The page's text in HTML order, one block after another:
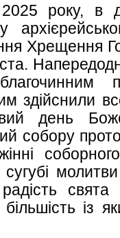
року, в
Хрещення
здійснили
день
собору
сугубі
із